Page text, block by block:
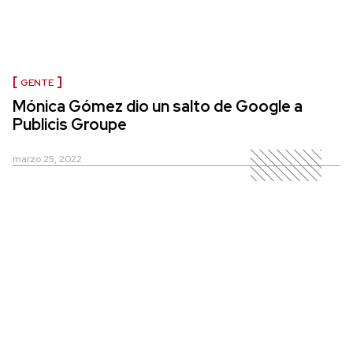
GENTE
Mónica Gómez dio un salto de Google a
Publicis Groupe
marzo 25, 2022